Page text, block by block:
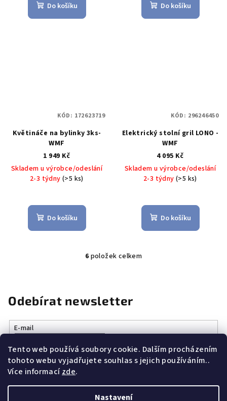
Tento web používá soubory cookie. Dalším procházením
tohoto webu vyjadřujete souhlas s jejich používáním..
Více informacízde.
Nastavení
Do košíku Do košíku
Květináče na bylinky 3ks-
WMF
1 949 Kč
Skladem u výrobce/odeslání
2-3 týdny(>5 ks)
Do košíku
KÓD: 172623719
Elektrický stolní gril LONO -
WMF
4 095 Kč
Skladem u výrobce/odeslání
2-3 týdny(>5 ks)
Do košíku
KÓD: 296246450
O
á
d
a
c
p
r
k
6 položek celkem
Odebírat newsletter
E-mail
Vložením e-mailu souhlasíte spodmínkami ochrany osobních
údajů